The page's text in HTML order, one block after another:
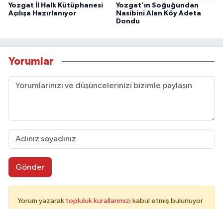
Yozgat İl Halk Kütüphanesi
Açılışa Hazırlanıyor
Yozgat'ın Soğuğundan
Nasibini Alan Köy Adeta
Dondu
Yorumlar
Gönder
Yorum yazarak topluluk kurallarımızı kabul etmiş bulunuyor